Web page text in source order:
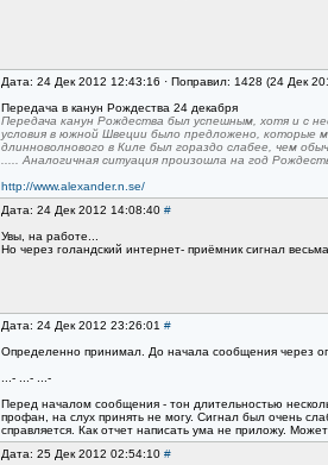
Дата: 24 Дек 2012 12:43:16 · Поправил: 1428 (24 Дек
Передача в канун Рождества 24 декабря
Передача канун Рождества был успешным, хотя и с
условия в южной Швеции было предложено,
длинноволнового в Киле был гораздо слабее, чем
..... Аналогичная ситуация произошла на год
http://www.alexander.n.se/
Дата: 24 Дек 2012 14:08:40 #
Увы, на работе...
Но через голандский интернет- приёмник сигнал
Дата: 24 Дек 2012 23:26:01 #
Определенно принимал. До начала сообщения через
...- ...- ...-
Перед началом сообщения - тон длительностью
профан, на слух принять не могу. Сигнал был очень
справляется. Как отчет написать ума не приложу.
Дата: 25 Дек 2012 02:54:10 #